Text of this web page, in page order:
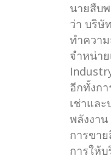
นายสืบ
ว่า บริษั
ทำความ
จำหน่า
อีกทั้งก
เช่าแล
พลังงา
การขา
การให้